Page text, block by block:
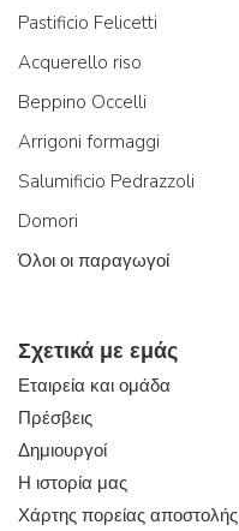
Pastificio Felicetti
Acquerello riso
Beppino Occelli
Arrigoni formaggi
Salumificio Pedrazzoli
Domori
Όλοι οι παραγωγοί
Σχετικά με εμάς
Εταιρεία και ομάδα
Πρέσβεις
Δημιουργοί
Η ιστορία μας
Χάρτης πορείας αποστολής